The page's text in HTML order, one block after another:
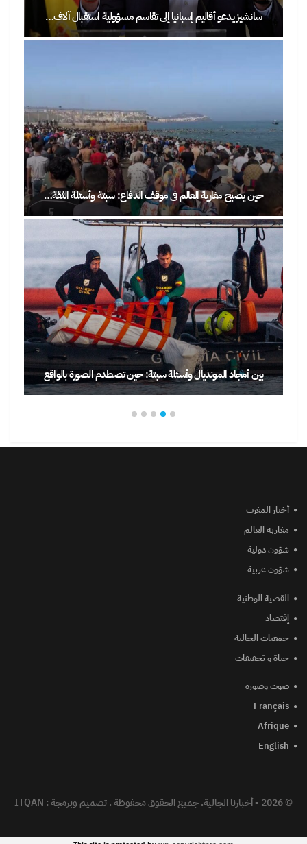
سانشيز يدعو أقاليم إسبانيا إلى تقاسم مسؤولية استقبال آلاف…
حين يصبح مغاربة العالم في موقف الدفاع: سبتة وأسئلة الثقة…
بين أمجاد المونديال وأسئلة سبتة: حين تصطدم الصورة بالواقع
أخبار المغرب
مغاربة العالم
شؤون دولية
شؤون عربية
القضية الوطنية
إقتصاد
جمعيات الجالية
حياة و تحقيقات
صوت وصورة
Français
Afrique
English
© 2026 - أخبارنا الجالية. جميع الحقوق محفوظة . تصميم وبرمجة : ITQAN